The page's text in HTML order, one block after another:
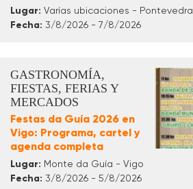
Lugar: Varías ubicaciones - Pontevedra
Fecha: 3/8/2026 - 7/8/2026
GASTRONOMÍA,
FIESTAS, FERIAS Y
MERCADOS
Festas da Guía 2026 en
Vigo: Programa, cartel y
agenda completa
Lugar: Monte da Guía - Vigo
Fecha: 3/8/2026 - 5/8/2026